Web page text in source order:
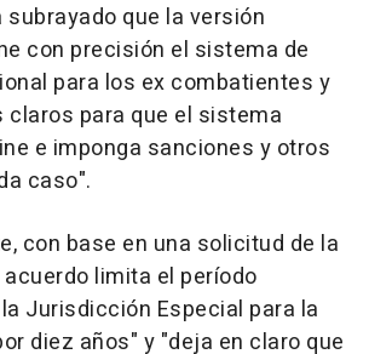
subrayado que la versión
con precisión el sistema de
para los ex combatientes y
para que el sistema
e imponga sanciones y otros
caso".
con base en una solicitud de la
limita el período
Jurisdicción Especial para la
diez años" y "deja en claro que